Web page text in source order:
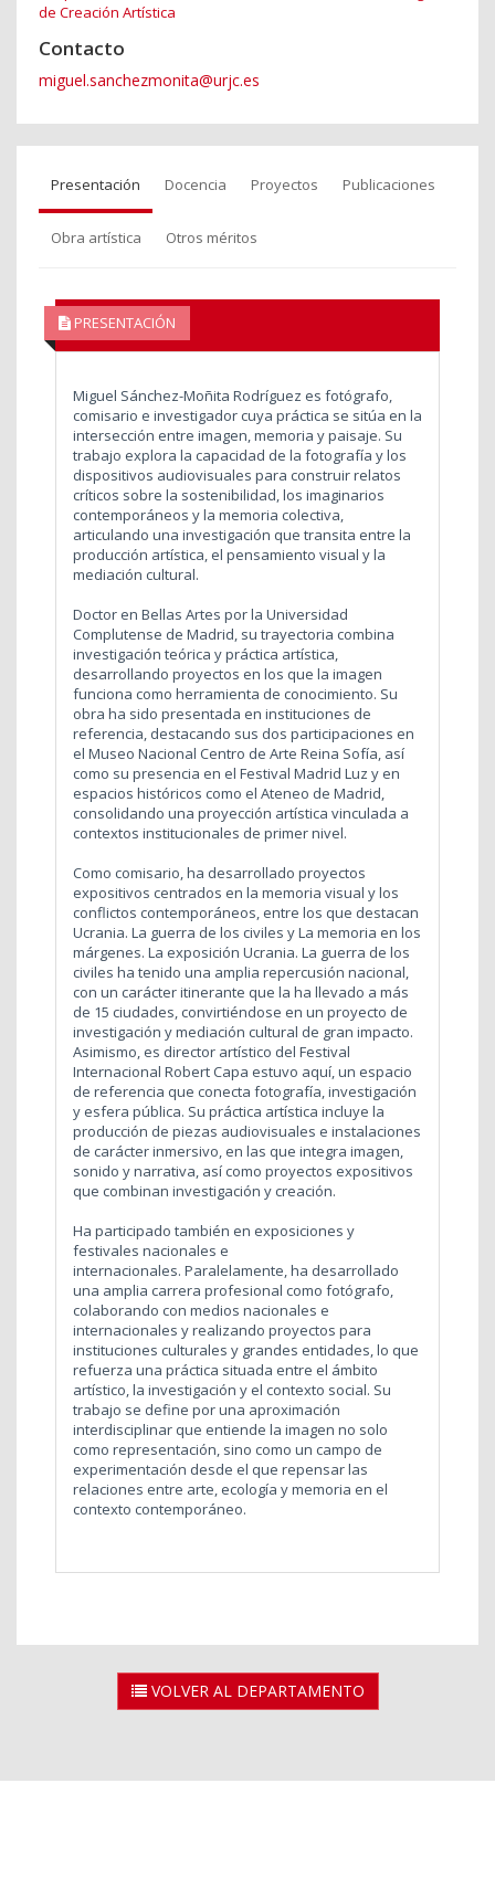
de Creación Artística
Contacto
miguel.sanchezmonita@urjc.es
Presentación Docencia Proyectos Publicaciones
Obra artística Otros méritos
PRESENTACIÓN
Miguel Sánchez-Moñita Rodríguez es fotógrafo,
comisario e investigador cuya práctica se sitúa en la
intersección entre imagen, memoria y paisaje. Su
trabajo explora la capacidad de la fotografía y los
dispositivos audiovisuales para construir relatos
críticos sobre la sostenibilidad, los imaginarios
contemporáneos y la memoria colectiva,
articulando una investigación que transita entre la
producción artística, el pensamiento visual y la
mediación cultural.
Doctor en Bellas Artes por la Universidad
Complutense de Madrid, su trayectoria combina
investigación teórica y práctica artística,
desarrollando proyectos en los que la imagen
funciona como herramienta de conocimiento. Su
obra ha sido presentada en instituciones de
referencia, destacando sus dos participaciones en
el Museo Nacional Centro de Arte Reina Sofía, así
como su presencia en el Festival Madrid Luz y en
espacios históricos como el Ateneo de Madrid,
consolidando una proyección artística vinculada a
contextos institucionales de primer nivel.
Como comisario, ha desarrollado proyectos
expositivos centrados en la memoria visual y los
conflictos contemporáneos, entre los que destacan
Ucrania. La guerra de los civiles y La memoria en los
márgenes. La exposición Ucrania. La guerra de los
civiles ha tenido una amplia repercusión nacional,
con un carácter itinerante que la ha llevado a más
de 15 ciudades, convirtiéndose en un proyecto de
investigación y mediación cultural de gran impacto.
Asimismo, es director artístico del Festival
Internacional Robert Capa estuvo aquí, un espacio
de referencia que conecta fotografía, investigación
y esfera pública. Su práctica artística incluye la
producción de piezas audiovisuales e instalaciones
de carácter inmersivo, en las que integra imagen,
sonido y narrativa, así como proyectos expositivos
que combinan investigación y creación.
Ha participado también en exposiciones y
festivales nacionales e
internacionales. Paralelamente, ha desarrollado
una amplia carrera profesional como fotógrafo,
colaborando con medios nacionales e
internacionales y realizando proyectos para
instituciones culturales y grandes entidades, lo que
refuerza una práctica situada entre el ámbito
artístico, la investigación y el contexto social. Su
trabajo se define por una aproximación
interdisciplinar que entiende la imagen no solo
como representación, sino como un campo de
experimentación desde el que repensar las
relaciones entre arte, ecología y memoria en el
contexto contemporáneo.
VOLVER AL DEPARTAMENTO